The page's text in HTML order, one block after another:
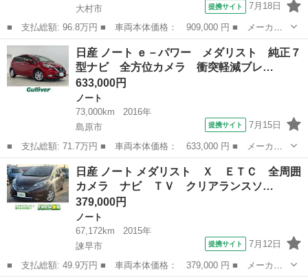
大村市
提携サイト 7月18日
■ 支払総額: 96.8万円 ■ 車両本体価格： 909,000 円 ■ メーカー
名： 日産 ■ 車種名： ノート ■ グレード名： ｅ－パワー
Ｘ 純正ナビ（ＡＭ／ＦＭ／フルセグ／ＢＴ／ＳＤ／ＤＩＳＣ）／全
方位カメラ／エ...
長崎 大村市 ノート
日産 ノート ｅ－パワー メダリスト 純正７
型ナビ 全方位カメラ 衝突軽減ブレ…
633,000円
ノート
73,000km
2016年
島原市
提携サイト 7月15日
■ 支払総額: 71.7万円 ■ 車両本体価格： 633,000 円 ■ メーカー
名： 日産 ■ 車種名： ノート ■ グレード名： ｅ－パワー メ
ダリスト 純正７型ナビ 全方位カメラ 衝突軽減ブレーキ 車線逸
脱警報 横滑...
長崎 島原市 ノート
日産 ノート メダリスト Ｘ ＥＴＣ 全周囲
カメラ ナビ ＴＶ クリアランスソ…
379,000円
ノート
67,172km
2015年
諫早市
提携サイト 7月12日
■ 支払総額: 49.9万円 ■ 車両本体価格： 379,000 円 ■ メーカー